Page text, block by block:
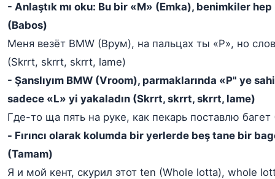
- Anlaştık mı oku: Bu bir «M» (Emka), benimkiler
(Babos)
Меня везёт BMW (Врум), на пальцах ты «P», но
(Skrrt, skrrt, skrrt, lame)
- Şanslıyım BMW (Vroom), parmaklarında «P" ye
sadece «L» yi yakaladın (Skrrt, skrrt, skrrt, lame)
Где-то ща пять на руке, как пекарь поставлю
- Fırıncı olarak kolumda bir yerlerde beş tane bir
(Tamam)
Я и мой кент, скурил этот ten (Whole lotta), whole